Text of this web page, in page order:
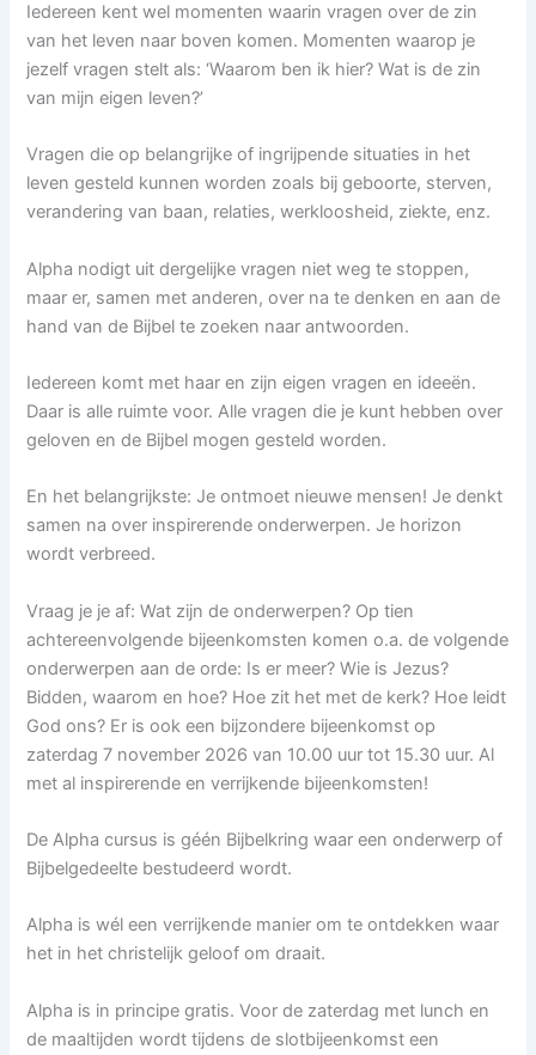
Iedereen kent wel momenten waarin vragen over de zin
van het leven naar boven komen. Momenten waarop je
jezelf vragen stelt als: ‘Waarom ben ik hier? Wat is de zin
van mijn eigen leven?’
Vragen die op belangrijke of ingrijpende situaties in het
leven gesteld kunnen worden zoals bij geboorte, sterven,
verandering van baan, relaties, werkloosheid, ziekte, enz.
Alpha nodigt uit dergelijke vragen niet weg te stoppen,
maar er, samen met anderen, over na te denken en aan de
hand van de Bijbel te zoeken naar antwoorden.
Iedereen komt met haar en zijn eigen vragen en ideeën.
Daar is alle ruimte voor. Alle vragen die je kunt hebben over
geloven en de Bijbel mogen gesteld worden.
En het belangrijkste: Je ontmoet nieuwe mensen! Je denkt
samen na over inspirerende onderwerpen. Je horizon
wordt verbreed.
Vraag je je af: Wat zijn de onderwerpen? Op tien
achtereenvolgende bijeenkomsten komen o.a. de volgende
onderwerpen aan de orde: Is er meer? Wie is Jezus?
Bidden, waarom en hoe? Hoe zit het met de kerk? Hoe leidt
God ons? Er is ook een bijzondere bijeenkomst op
zaterdag 7 november 2026 van 10.00 uur tot 15.30 uur. Al
met al inspirerende en verrijkende bijeenkomsten!
De Alpha cursus is géén Bijbelkring waar een onderwerp of
Bijbelgedeelte bestudeerd wordt.
Alpha is wél een verrijkende manier om te ontdekken waar
het in het christelijk geloof om draait.
Alpha is in principe gratis. Voor de zaterdag met lunch en
de maaltijden wordt tijdens de slotbijeenkomst een